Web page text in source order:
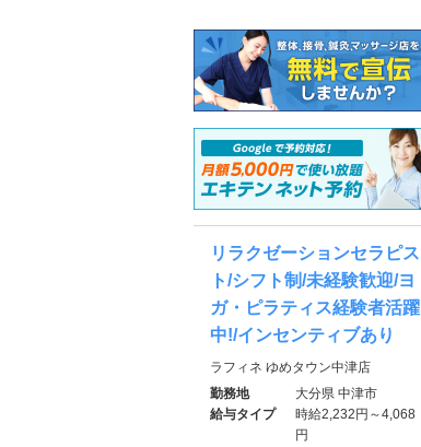
リラクゼーションセラピス
ト/シフト制/未経験歓迎/ヨ
ガ・ピラティス経験者活躍
中!/インセンティブあり
ラフィネ ゆめタウン中津店
勤務地
大分県 中津市
給与タイプ
時給2,232円～4,068
円